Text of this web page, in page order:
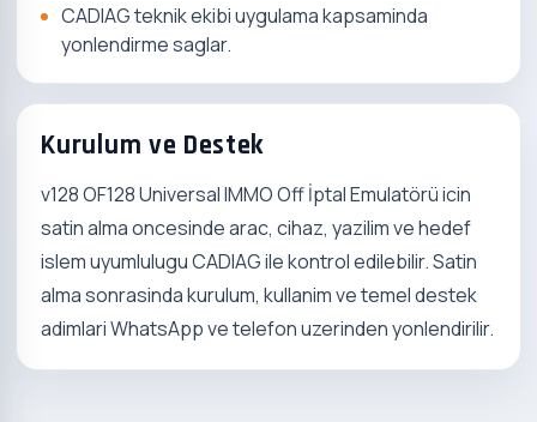
CADIAG teknik ekibi uygulama kapsaminda
yonlendirme saglar.
Kurulum ve Destek
v128 OF128 Universal IMMO Off İptal Emulatörü icin
satin alma oncesinde arac, cihaz, yazilim ve hedef
islem uyumlulugu CADIAG ile kontrol edilebilir. Satin
alma sonrasinda kurulum, kullanim ve temel destek
adimlari WhatsApp ve telefon uzerinden yonlendirilir.